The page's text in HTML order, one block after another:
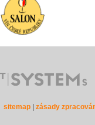
sitemap| zásady